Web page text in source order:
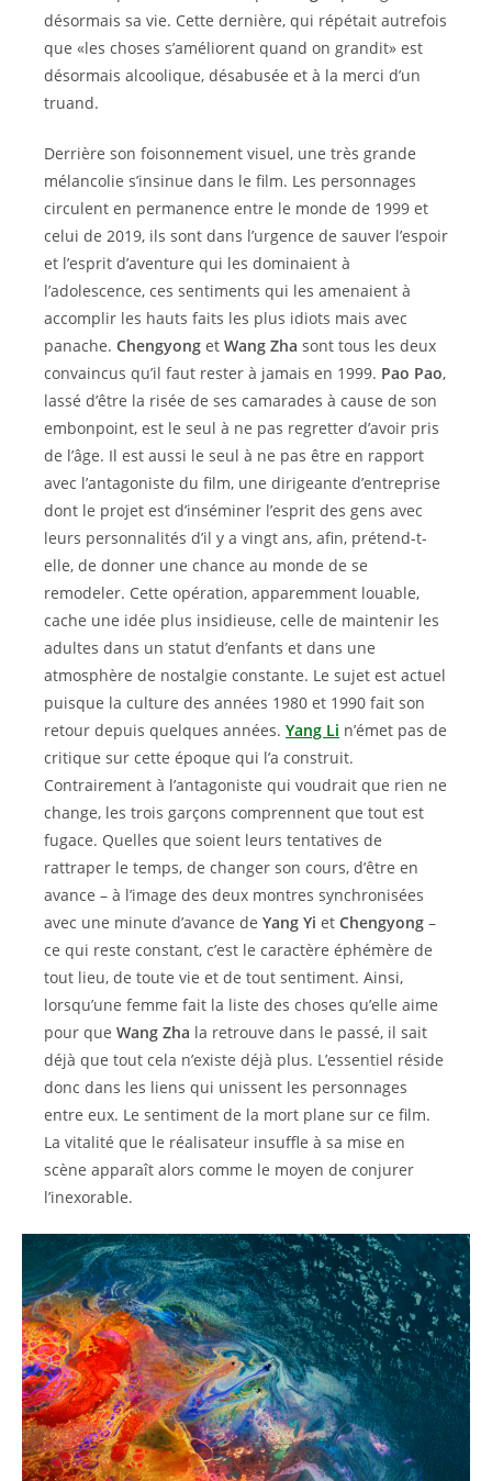
désormais sa vie. Cette dernière, qui répétait autrefois
que «les choses s’améliorent quand on grandit» est
désormais alcoolique, désabusée et à la merci d’un
truand.
Derrière son foisonnement visuel, une très grande
mélancolie s’insinue dans le film. Les personnages
circulent en permanence entre le monde de 1999 et
celui de 2019, ils sont dans l’urgence de sauver l’espoir
et l’esprit d’aventure qui les dominaient à
l’adolescence, ces sentiments qui les amenaient à
accomplir les hauts faits les plus idiots mais avec
panache. Chengyong et Wang Zha sont tous les deux
convaincus qu’il faut rester à jamais en 1999. Pao Pao,
lassé d’être la risée de ses camarades à cause de son
embonpoint, est le seul à ne pas regretter d’avoir pris
de l’âge. Il est aussi le seul à ne pas être en rapport
avec l’antagoniste du film, une dirigeante d’entreprise
dont le projet est d’inséminer l’esprit des gens avec
leurs personnalités d’il y a vingt ans, afin, prétend-t-
elle, de donner une chance au monde de se
remodeler. Cette opération, apparemment louable,
cache une idée plus insidieuse, celle de maintenir les
adultes dans un statut d’enfants et dans une
atmosphère de nostalgie constante. Le sujet est actuel
puisque la culture des années 1980 et 1990 fait son
retour depuis quelques années. Yang Li n’émet pas de
critique sur cette époque qui l’a construit.
Contrairement à l’antagoniste qui voudrait que rien ne
change, les trois garçons comprennent que tout est
fugace. Quelles que soient leurs tentatives de
rattraper le temps, de changer son cours, d’être en
avance – à l’image des deux montres synchronisées
avec une minute d’avance de Yang Yi et Chengyong –
ce qui reste constant, c’est le caractère éphémère de
tout lieu, de toute vie et de tout sentiment. Ainsi,
lorsqu’une femme fait la liste des choses qu’elle aime
pour que Wang Zha la retrouve dans le passé, il sait
déjà que tout cela n’existe déjà plus. L’essentiel réside
donc dans les liens qui unissent les personnages
entre eux. Le sentiment de la mort plane sur ce film.
La vitalité que le réalisateur insuffle à sa mise en
scène apparaît alors comme le moyen de conjurer
l’inexorable.